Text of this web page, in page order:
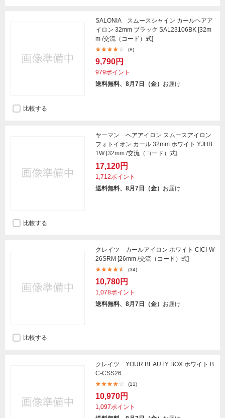
SALONIA スムースシャイン カールヘアア
イロン 32mm ブラック SAL23106BK [32m
m /交流（コード）式]
(8)
9,790円
979ポイント
送料無料、8月7日（金） お届け
比較する
ヤーマン ヘアアイロン スムースアイロン
フォトイオン カール 32mm ホワイト YJHB
1W [32mm /交流（コード）式]
17,120円
1,712ポイント
送料無料、8月7日（金） お届け
比較する
クレイツ カールアイロン ホワイト CICI-W
26SRM [26mm /交流（コード）式]
(34)
10,780円
1,078ポイント
送料無料、8月7日（金） お届け
比較する
クレイツ YOUR BEAUTY BOX ホワイト B
C-CSS26
(11)
10,970円
1,097ポイント